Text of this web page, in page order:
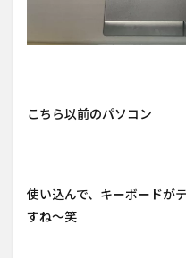
こちら以前のパソコン
使い込んで、キーボードが
すね～笑